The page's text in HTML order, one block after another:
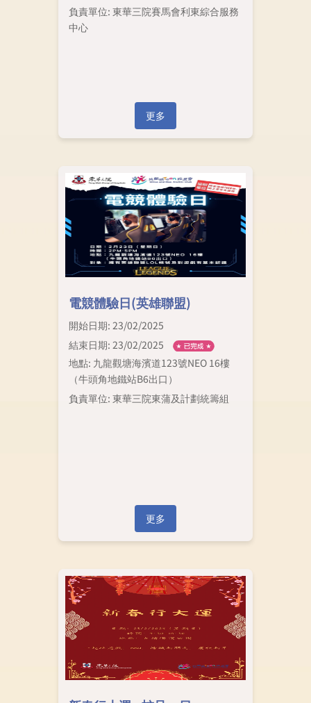
負責單位: 東華三院賽馬會利東綜合服務
中心
更多
電競體驗日(英雄聯盟)
開始日期: 23/02/2025
結束日期: 23/02/2025
地點: 九龍觀塘海濱道123號NEO 16樓
（牛頭角地鐵站B6出口）
負責單位: 東華三院東蒲及計劃統籌組
更多